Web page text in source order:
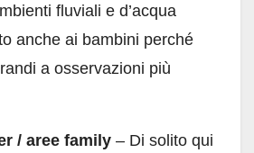
fluviali e d’acqua
anche ai bambini perché
a osservazioni più
/ aree family – Di solito qui